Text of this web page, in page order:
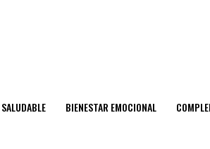
BIENESTAR EMOCIONAL